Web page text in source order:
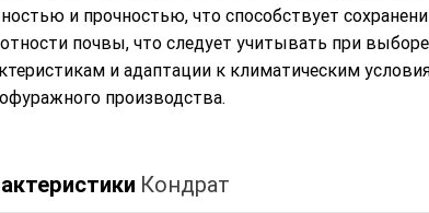
и прочностью, что способствует
почвы, что следует учитывать при
и адаптации к климатическим
производства.
Кондрат